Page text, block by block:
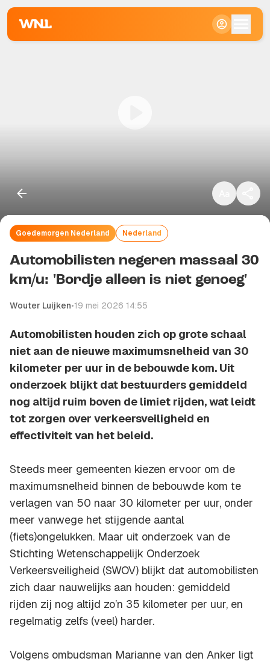
Goedemorgen Nederland Nederland
Automobilisten negeren massaal 30
km/u: 'Bordje alleen is niet genoeg'
Wouter Luijken•19 mei 2026 14:55
Automobilisten houden zich op grote schaal
niet aan de nieuwe maximumsnelheid van 30
kilometer per uur in de bebouwde kom. Uit
onderzoek blijkt dat bestuurders gemiddeld
nog altijd ruim boven de limiet rijden, wat leidt
tot zorgen over verkeersveiligheid en
effectiviteit van het beleid.
Steeds meer gemeenten kiezen ervoor om de
maximumsnelheid binnen de bebouwde kom te
verlagen van 50 naar 30 kilometer per uur, onder
meer vanwege het stijgende aantal
(fiets)ongelukken. Maar uit onderzoek van de
Stichting Wetenschappelijk Onderzoek
Verkeersveiligheid (SWOV) blijkt dat automobilisten
zich daar nauwelijks aan houden: gemiddeld
rijden zij nog altijd zo’n 35 kilometer per uur, en
regelmatig zelfs (veel) harder.
Volgens ombudsman Marianne van den Anker ligt